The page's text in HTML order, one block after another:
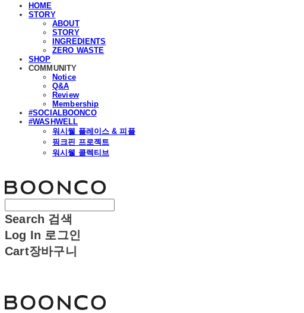
HOME
STORY
ABOUT
STORY
INGREDIENTS
ZERO WASTE
SHOP
COMMUNITY
Notice
Q&A
Review
Membership
#SOCIALBOONCO
#WASHWELL
워시웰 플레이스 & 피플
핑크핀 프로젝트
워시웰 콜렉티브
Search 검색
Log In 로그인
Cart장바구니